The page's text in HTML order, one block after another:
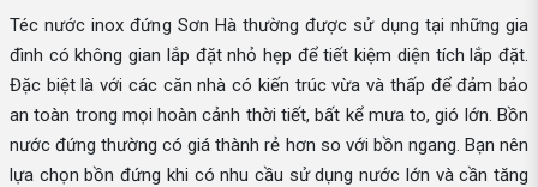
Téc nước inox đứng Sơn Hà thường được sử dụng tại những gia
đình có không gian lắp đặt nhỏ hẹp để tiết kiệm diện tích lắp đặt.
Đặc biệt là với các căn nhà có kiến trúc vừa và thấp để đảm bảo
an toàn trong mọi hoàn cảnh thời tiết, bất kể mưa to, gió lớn. Bồn
nước đứng thường có giá thành rẻ hơn so với bồn ngang. Bạn nên
lựa chọn bồn đứng khi có nhu cầu sử dụng nước lớn và cần tăng